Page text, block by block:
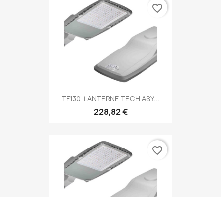
TF130-LANTERNE TECH ASY...
228,82 €
favorite_border
favorite_border